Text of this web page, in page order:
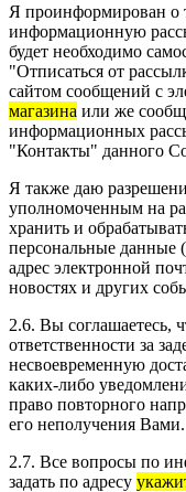
Я проинформирован о
информационную
будет необходимо
"Отписаться от
сайтом сообщений с
магазина или же
информационных
"Контакты" данного
Я также даю
уполномоченным на
хранить и
персональные данные
адрес электронной
новостях и других
2.6. Вы соглашаетесь,
ответственности за
несвоевременную
каких-либо
право повторного
его неполучения Вами.
2.7. Все вопросы по
задать по адресу